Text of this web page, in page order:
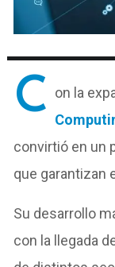
C on la
convirtió en un
que garantizan
Su desarrollo
con la llegada